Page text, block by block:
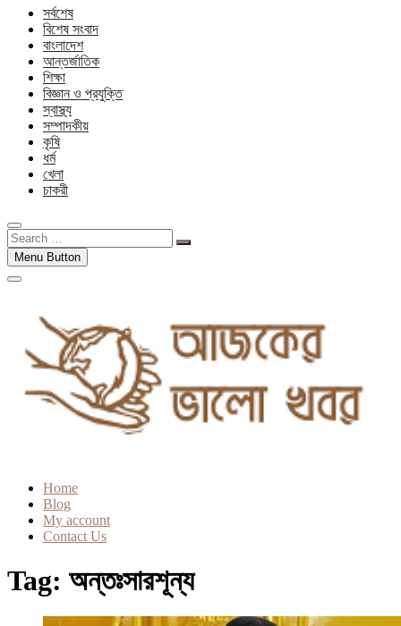
সর্বশেষ
বিশেষ সংবাদ
বাংলাদেশ
আন্তর্জাতিক
শিক্ষা
বিজ্ঞান ও প্রযুক্তি
স্বাস্থ্য
সম্পাদকীয়
কৃষি
ধর্ম
খেলা
চাকরী
Search
…Menu Button
Home
Blog
My account
Contact Us
Tag: অন্তঃসারশূন্য